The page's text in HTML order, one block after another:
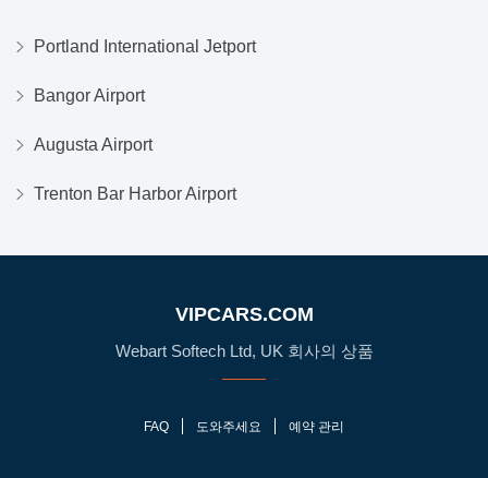
Portland International Jetport
Bangor Airport
Augusta Airport
Trenton Bar Harbor Airport
VIPCARS.COM
Webart Softech Ltd, UK 회사의 상품
FAQ 도와주세요 예약 관리